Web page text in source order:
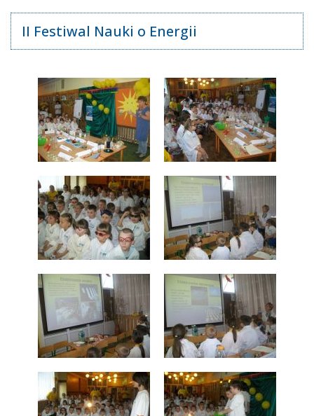
II Festiwal Nauki o Energii